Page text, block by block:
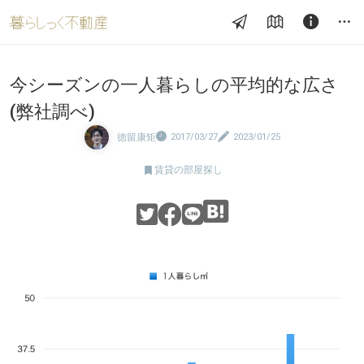
今シーズンの一人暮らしの平均的な広さ
(弊社調べ)
徳留康矩 2017/03/27 2023/01/25
 賃貸の部屋探し